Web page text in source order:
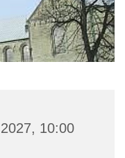
10:00